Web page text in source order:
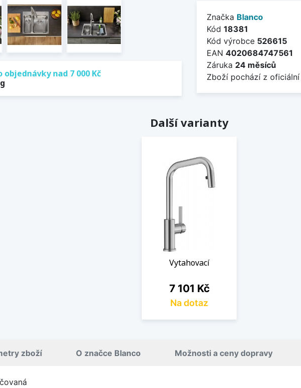
nad 7 000 Kč
Značka Blanco
Kód 18381
Kód výrobce 526615
EAN 4020684747561
Záruka 24 měsíců
Zboží pochází z
Další varianty
Vytahovací
Cena
7 101 Kč
Na dotaz
zboží O značce Blanco Možnosti a ceny dopravy